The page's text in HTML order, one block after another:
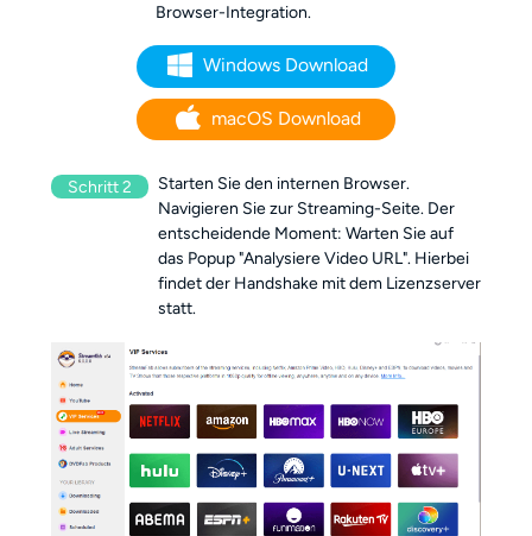
Browser-Integration.
Windows Download
macOS Download
Schritt 2
Starten Sie den internen Browser.
Navigieren Sie zur Streaming-Seite. Der
entscheidende Moment: Warten Sie auf
das Popup "Analysiere Video URL". Hierbei
findet der Handshake mit dem Lizenzserver
statt.